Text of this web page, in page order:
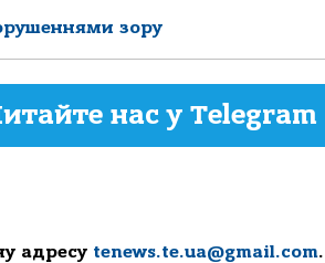
зору
нас у Telegram
адресу tenews.te.ua@gmail.com.